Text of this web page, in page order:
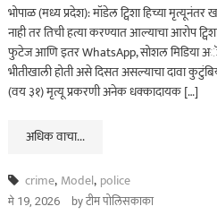
ताज्या बातम्या धडाकेबाज
पुणे शहरातील पबमध्ये पार्टी
रंगली असतानाच पोलिसांची
अचानक धाड अन्…
भोपाळ (मध्य प्रदेश): मॉडेल ट्विशा हिच्या
नाही तर तिची हत्या करण्यात आल्याचा आरोप
फुटेज आणि इतर WhatsApp, सोशल मिडिया
भीतीखाली होती असे दिसत असल्याचा दावा
(वय ३१) मृत्यू प्रकरणी अनेक धक्कादायक […]
अधिक वाचा...
crime, Model, police
मे 19, 2026 byटीम पोलिसकाका